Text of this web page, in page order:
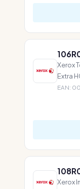
Xerox
Extra
EAN:
Xerox